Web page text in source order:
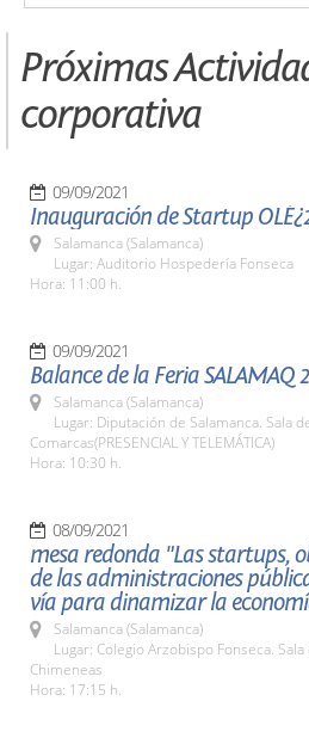
Próximas
corporativa
09/09/2021
Inauguración de Startup
Salamanca (Salamanca)
Lugar: Auditorio Hospedería Fonseca
Hora: 11:00 h.
09/09/2021
Balance de la Feria SALAMAQ
Salamanca (Salamanca)
Lugar: Diputación de Salamanca. Sala
Comarcas(PRESENCIAL Y TELEMÁTICA)
Hora: 10:30 h.
08/09/2021
mesa redonda "Las startups,
de las administraciones
vía para dinamizar la
Salamanca (Salamanca)
Lugar: Colegio Arzobispo Fonseca. Sala
Chimeneas
Hora: 17:15 h.